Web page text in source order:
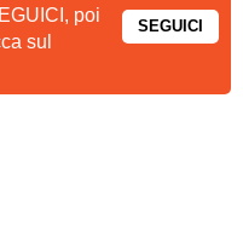
poi
sul
SEGUICI